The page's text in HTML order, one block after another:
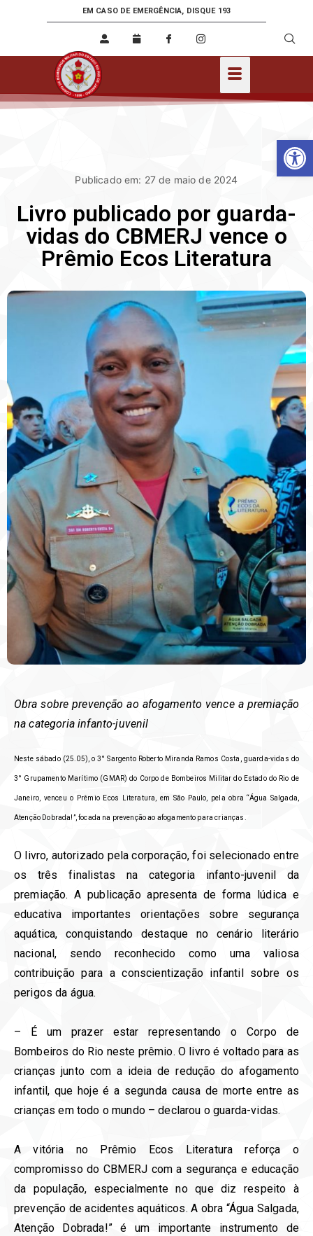
EM CASO DE EMERGÊNCIA, DISQUE 193
Publicado em: 27 de maio de 2024
Livro publicado por guarda-
vidas do CBMERJ vence o
Prêmio Ecos Literatura
Obra sobre prevenção ao afogamento vence a premiação
na categoria infanto-juvenil
Neste sábado (25.05), o 3° Sargento Roberto Miranda Ramos Costa, guarda-vidas do
3° Grupamento Marítimo (GMAR) do Corpo de Bombeiros Militar do Estado do Rio de
Janeiro, venceu o Prêmio Ecos Literatura, em São Paulo, pela obra “Água Salgada,
Atenção Dobrada!”, focada na prevenção ao afogamento para crianças.
O livro, autorizado pela corporação, foi selecionado entre
os três finalistas na categoria infanto-juvenil da
premiação. A publicação apresenta de forma lúdica e
educativa importantes orientações sobre segurança
aquática, conquistando destaque no cenário literário
nacional, sendo reconhecido como uma valiosa
contribuição para a conscientização infantil sobre os
perigos da água.
– É um prazer estar representando o Corpo de
Bombeiros do Rio neste prêmio. O livro é voltado para as
crianças junto com a ideia de redução do afogamento
infantil, que hoje é a segunda causa de morte entre as
crianças em todo o mundo – declarou o guarda-vidas.
A vitória no Prêmio Ecos Literatura reforça o
compromisso do CBMERJ com a segurança e educação
da população, especialmente no que diz respeito à
prevenção de acidentes aquáticos. A obra “Água Salgada,
Atenção Dobrada!” é um importante instrumento de